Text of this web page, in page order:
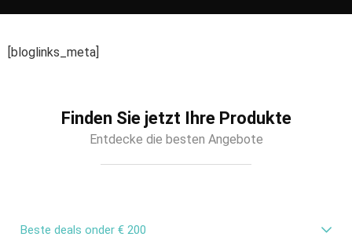
[bloglinks_meta]
Finden Sie jetzt Ihre Produkte
Entdecke die besten Angebote
Beste deals onder € 200